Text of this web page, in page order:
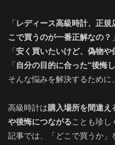
「 レディース高級時計、正
こで買うのが一番正解なの？ 」
「 安く買いたいけど、偽物
「 自分の目的に合った“後悔
そんな悩みを解決するために
高級時計は購入場所を間違え
や後悔につながることも珍し
記事では、「どこで買うか」